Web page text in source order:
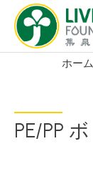
ホーム
PE/PP
製品紹介